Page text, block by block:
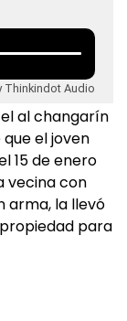
Thinkindot Audio
al changarín
el joven
15 de enero
vecina con
arma, la llevó
para